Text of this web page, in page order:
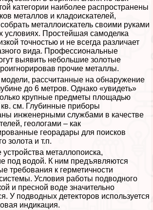
категории наиболее распространены
металлов и кладоискателей,
металлоискатель своими руками
условиях. Простейшая самоделка
точностью и не всегда различает
вида. Профессиональные
выявить небольшие золотые
прочие металлы.
рассчитанные на обнаружение
до 6 метров. Однако «увидеть»
крупные предметы площадью
см. Глубинные приборы
инженерными службами в качестве
геологами – как
георадары для поисков
золота и т.п.
металлопоиска,
под водой. К ним предъявляются
требования к герметичности
Условия работы подводного
и пресной воде значительно
У подводных детекторов используется
индикация.